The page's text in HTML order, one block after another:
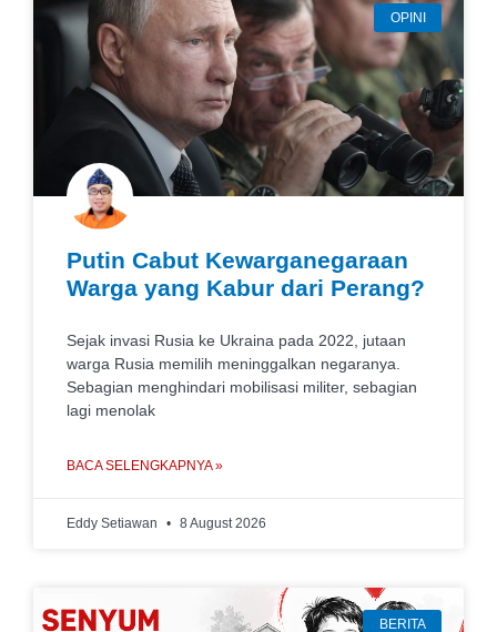
OPINI
Putin Cabut Kewarganegaraan
Warga yang Kabur dari Perang?
Sejak invasi Rusia ke Ukraina pada 2022, jutaan
warga Rusia memilih meninggalkan negaranya.
Sebagian menghindari mobilisasi militer, sebagian
lagi menolak
BACA SELENGKAPNYA »
Eddy Setiawan 8 August 2026
BERITA